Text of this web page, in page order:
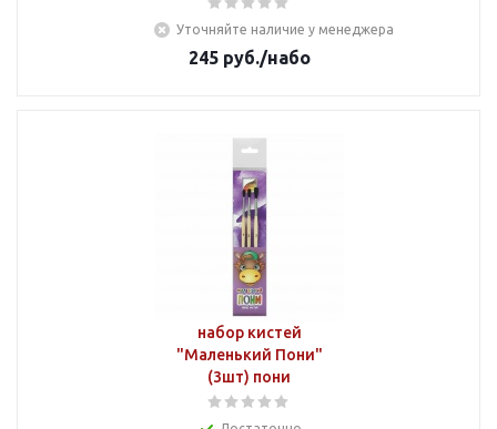
Уточняйте наличие у менеджера
245руб./набо
набор кистей
"Маленький Пони"
(3шт) пони